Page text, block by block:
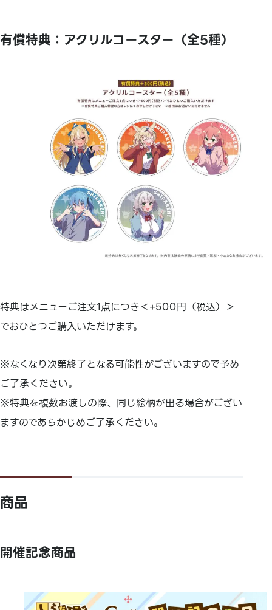
有償特典：アクリルコースター（全5種）
特典はメニューご注文1点につき＜+500円（税込）＞
でおひとつご購入いただけます。
※なくなり次第終了となる可能性がございますので予め
ご了承ください。
※特典を複数お渡しの際、同じ絵柄が出る場合がござい
ますのであらかじめご了承ください。
商品
開催記念商品